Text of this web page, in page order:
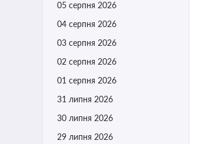
05 серпня 2026
04 серпня 2026
03 серпня 2026
02 серпня 2026
01 серпня 2026
31 липня 2026
30 липня 2026
29 липня 2026